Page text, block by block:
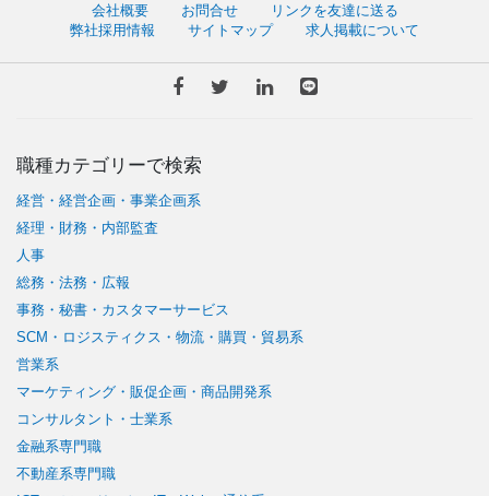
会社概要 お問合せ
リンクを友達に送る
弊社採用情報
サイトマップ 求人掲載について
職種カテゴリーで検索
経営・経営企画・事業企画系
経理・財務・内部監査
人事
総務・法務・広報
事務・秘書・カスタマーサービス
SCM・ロジスティクス・物流・購買・貿易系
営業系
マーケティング・販促企画・商品開発系
コンサルタント・士業系
金融系専門職
不動産系専門職